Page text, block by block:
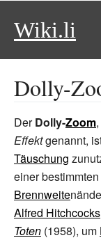
Wiki.li
Dolly-
DerDolly-Zoom
Effektgenannt,
Täuschung
einer
Brennweite
Alfred Hitchcocks
Toten (1958), um